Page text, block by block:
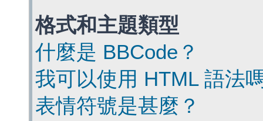
格式和主題類型
什麼是 BBCode？
我可以使用 HTML 語法
表情符號是甚麼？